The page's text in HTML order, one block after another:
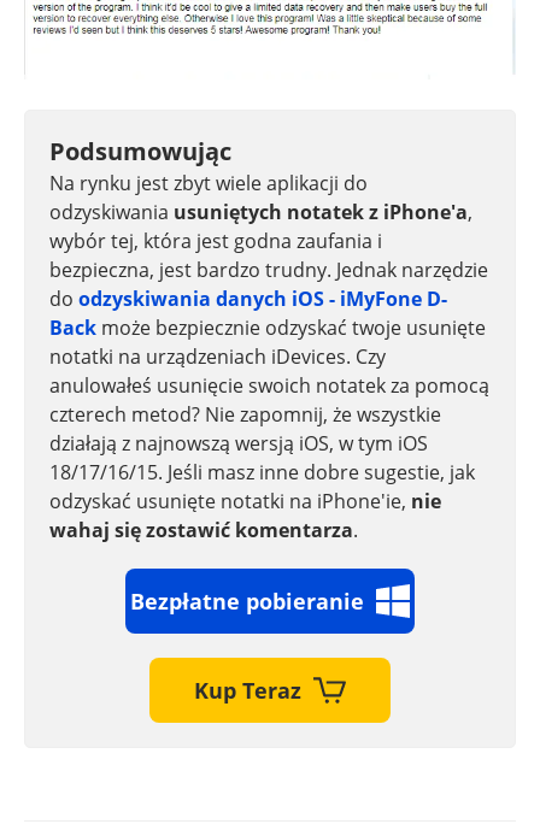
Podsumowując
Na rynku jest zbyt wiele aplikacji do
odzyskiwania usuniętych notatek z iPhone'a,
wybór tej, która jest godna zaufania i
bezpieczna, jest bardzo trudny. Jednak narzędzie
do odzyskiwania danych iOS - iMyFone D-
Back może bezpiecznie odzyskać twoje usunięte
notatki na urządzeniach iDevices. Czy
anulowałeś usunięcie swoich notatek za pomocą
czterech metod? Nie zapomnij, że wszystkie
działają z najnowszą wersją iOS, w tym iOS
18/17/16/15. Jeśli masz inne dobre sugestie, jak
odzyskać usunięte notatki na iPhone'ie, nie
wahaj się zostawić komentarza.
Bezpłatne pobieranie
Kup Teraz